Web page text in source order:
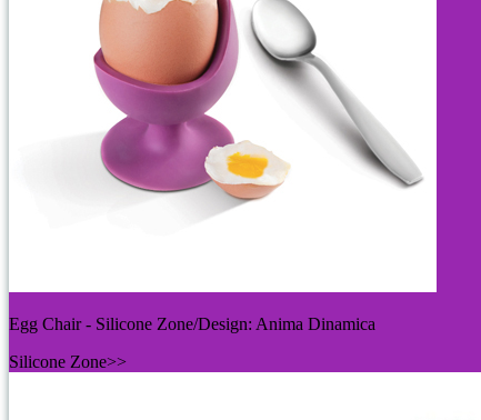
Egg Chair - Silicone Zone/Design: Anima Dinamica
Silicone Zone>>